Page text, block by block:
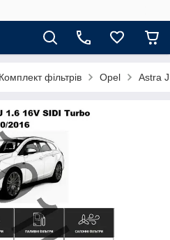
Комплект фільтрів Opel Astra